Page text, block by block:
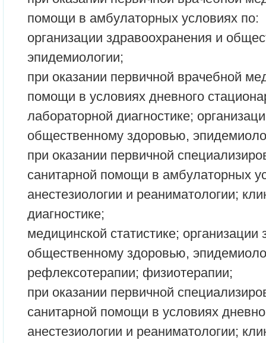
помощи в амбулаторных условиях по:
организации здравоохранения и
эпидемиологии;
при оказании первичной врачебной
помощи в условиях дневного
лабораторной диагностике;
общественному здоровью,
при оказании первичной
санитарной помощи в амбулаторных
анестезиологии и реаниматологии;
диагностике;
медицинской статистике; организации
общественному здоровью,
рефлексотерапии; физиотерапии;
при оказании первичной
санитарной помощи в условиях
анестезиологии и реаниматологии;